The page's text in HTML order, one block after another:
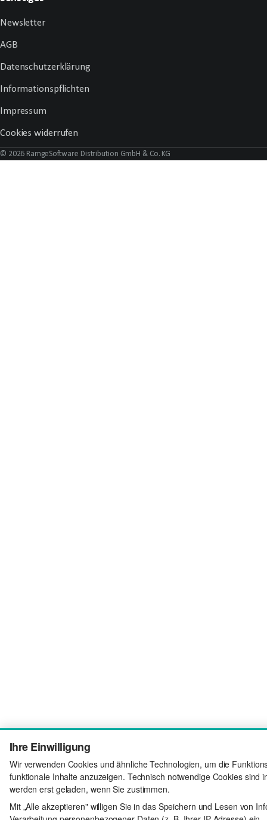
Newsletter
AGB
Datenschutzerklärung
Informationspflichten
Impressum
Cookies widerrufen
© 2026 RamgeSoftware Distribution GmbH & Co. KG
Ihre Einwilligung
Wir verwenden Cookies und ähnliche Technologien, um die
funktionale Inhalte anzuzeigen. Technisch notwendige Cookies sind
werden erst geladen, wenn Sie zustimmen.
Mit „Alle akzeptieren" willigen Sie in das Speichern und Lesen von